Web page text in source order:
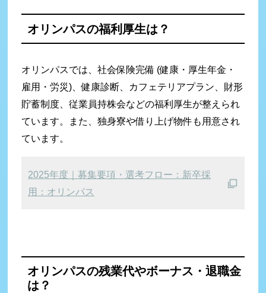
オリンパスの福利厚生は？
オリンパスでは、社会保険完備 (健康・厚生年金・
雇用・労災)、健康診断、カフェテリアプラン、財形
貯蓄制度、従業員持株会などの福利厚生が整えられ
ています。また、独身寮や借り上げ物件も用意され
ています。
2025年度｜募集要項・選考フロー：新卒採
用：オリンパス
オリンパスの残業代やボーナス・退職金
は？